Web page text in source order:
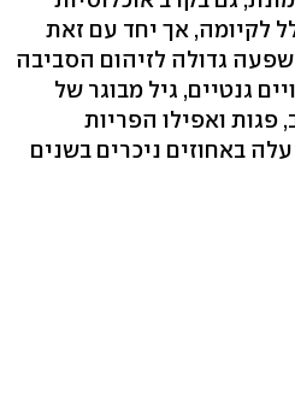
לקיומה, אך יחד עם זאת
גדולה לזיהום הסביבה
גנטיים, גיל מבוגר של
פגות ואפילו הפריות
באחוזים ניכרים בשנים